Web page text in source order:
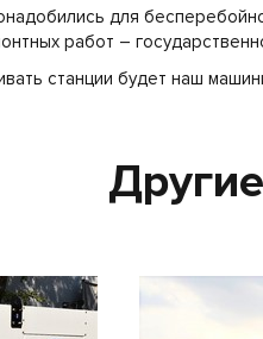
для
работ –
станции будет наш